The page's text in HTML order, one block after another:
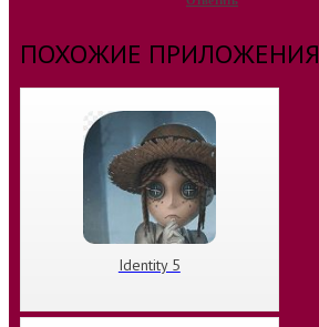
ПОХОЖИЕ ПРИЛОЖЕНИЯ
Identity 5